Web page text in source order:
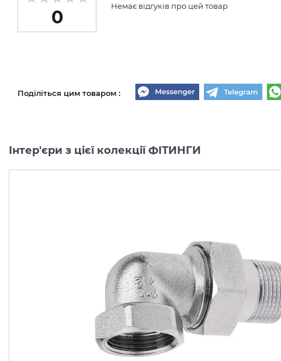
0
Немає відгуків про цей товар
Поділіться цим товаром :
Інтер'єри з цієї колекції ФІТИНГИ
Коліно 1/2 внутрішнє/
хромоване FERRO K03C
FERRO
ФІТИНГИ
акційна ціна
Коліно 3/4 внутрішнє/
внутрішнє
хромоване FERRO K04C
Виробник:
FERRO
Колекція:
В наявності